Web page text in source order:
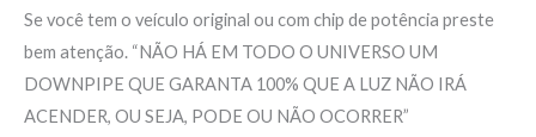
Se você tem o veículo original ou com chip de potência preste
bem atenção. “NÃO HÁ EM TODO O UNIVERSO UM
DOWNPIPE QUE GARANTA 100% QUE A LUZ NÃO IRÁ
ACENDER, OU SEJA, PODE OU NÃO OCORRER”